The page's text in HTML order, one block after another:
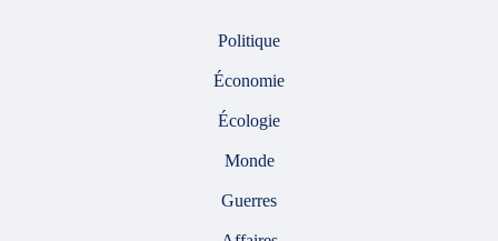
Politique
Économie
Écologie
Monde
Guerres